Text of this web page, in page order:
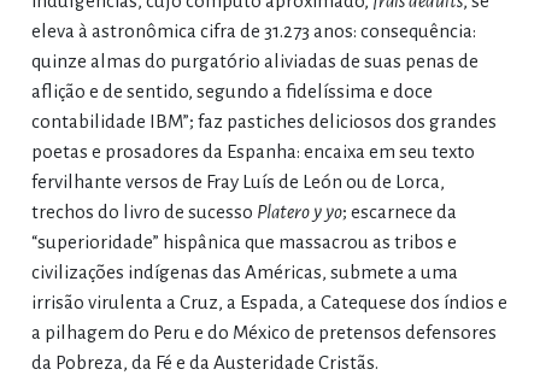
eleva à astronômica cifra de 31.273 anos: consequência:
quinze almas do purgatório aliviadas de suas penas de
aflição e de sentido, segundo a fidelíssima e doce
contabilidade IBM”; faz pastiches deliciosos dos grandes
poetas e prosadores da Espanha: encaixa em seu texto
fervilhante versos de Fray Luís de León ou de Lorca,
trechos do livro de sucesso Platero y yo; escarnece da
“superioridade” hispânica que massacrou as tribos e
civilizações indígenas das Américas, submete a uma
irrisão virulenta a Cruz, a Espada, a Catequese dos índios e
a pilhagem do Peru e do México de pretensos defensores
da Pobreza, da Fé e da Austeridade Cristãs.